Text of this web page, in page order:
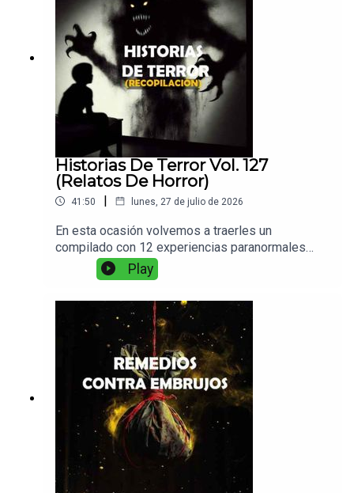
Historias De Terror Vol. 127
(Relatos De Horror)
41:50 | lunes, 27 de julio de 2026
En esta ocasión volvemos a traerles un
compilado con 12 experiencias paranormales
variadas entre si. Disfruten de su café caliente y
no olviden dejar un comentario o me gusta.
Play